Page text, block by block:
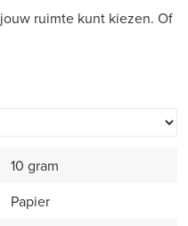
ruimte kunt kiezen. Of
10 gram
Papier